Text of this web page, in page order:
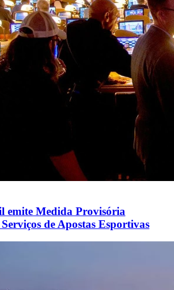
emite Medida Provisória
de Apostas Esportivas